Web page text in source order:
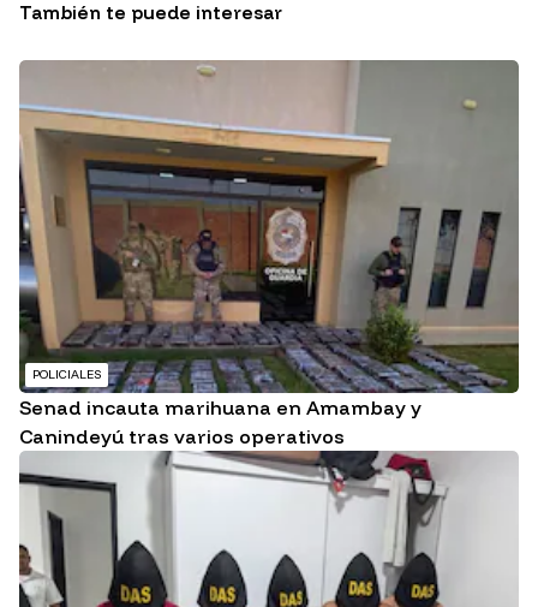
También te puede interesar
POLICIALES
Senad incauta marihuana en Amambay y
Canindeyú tras varios operativos